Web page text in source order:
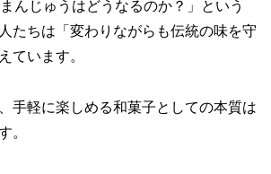
んじゅうはどうなるのか？」という
たちは「変わりながらも伝統の味を守
ています。
手軽に楽しめる和菓子としての本質は
。